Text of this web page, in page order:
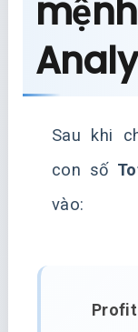
Sau khi
con số
vào: